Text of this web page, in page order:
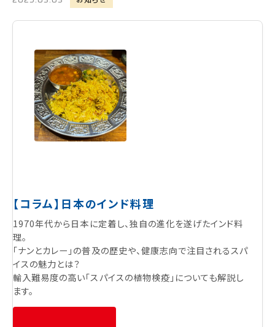
【コラム】日本のインド料理
1970年代から日本に定着し、独自の進化を遂げたインド料
理。
「ナンとカレー」の普及の歴史や、健康志向で注目されるスパ
イスの魅力とは？
輸入難易度の高い「スパイスの植物検疫」についても解説し
ます。